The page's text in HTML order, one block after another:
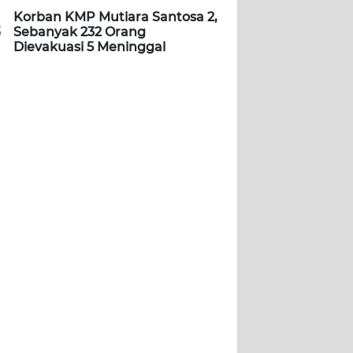
Korban KMP Mutiara Santosa 2,
Sebanyak 232 Orang
Dievakuasi 5 Meninggal